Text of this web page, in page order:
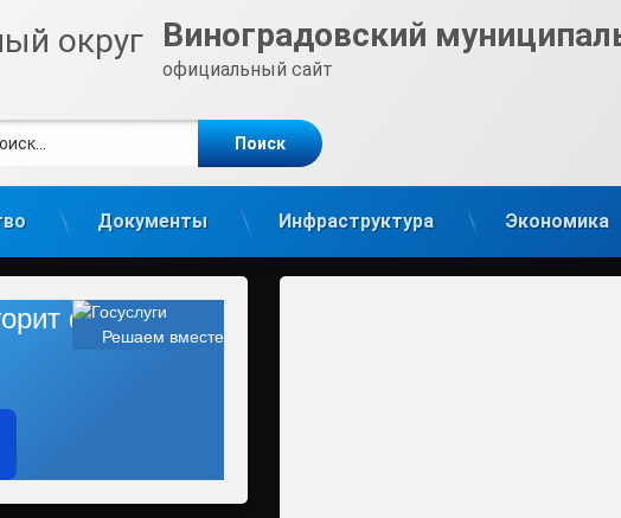
Виноградовский
официальный сайт
Документы Инфраструктура Экономика
Решаем вместе
фонарь?